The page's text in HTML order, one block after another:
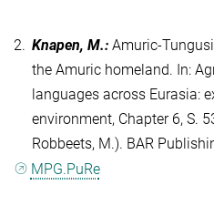
2. Knapen, M.: Amuric-
the Amuric homeland. In:
languages across Eurasia:
environment, Chapter 6, S.
Robbeets, M.). BAR
MPG.PuRe